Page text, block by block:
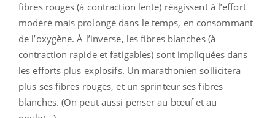
fibres rouges (à contraction lente) réagissent à l’effort
modéré mais prolongé dans le temps, en consommant
de l’oxygène. À l’inverse, les fibres blanches (à
contraction rapide et fatigables) sont impliquées dans
les efforts plus explosifs. Un marathonien sollicitera
plus ses fibres rouges, et un sprinteur ses fibres
blanches. (On peut aussi penser au bœuf et au